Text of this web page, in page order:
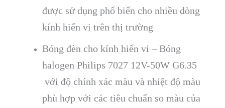
được sử dụng phổ biến cho nhiều dòng
kính hiển vi trên thị trường
Bóng đèn cho kính hiển vi – Bóng
halogen Philips 7027 12V-50W G6.35
với độ chính xác màu và nhiệt độ màu
phù hợp với các tiêu chuẩn so màu của